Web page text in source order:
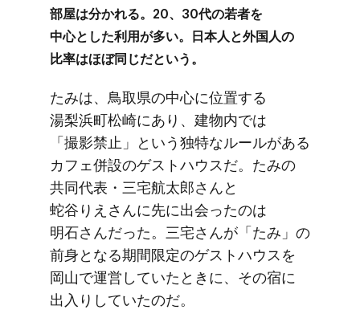
部屋は​分かれる。​20、​30代の​若者を​
中心とした​利用が​多い。​日本人と​外国人の​
比率は​ほぼ​同じだと​いう。
たみは、​鳥取県の​中心に​位置する​
湯梨浜町松崎に​あり、​建物内では​
「撮影禁止」と​いう​独特な​ルールが​ある​
カフェ併設の​ゲストハウスだ。​たみの​
共同代表・三宅航太郎さんと
蛇谷りえさんに​先に​出会ったのは​
明石さんだった。​三宅さんが​「たみ」の​
前身と​なる​期間限定の​ゲストハウスを​
岡山で​運営していた​ときに、​その​宿に​
出入りしていたのだ。